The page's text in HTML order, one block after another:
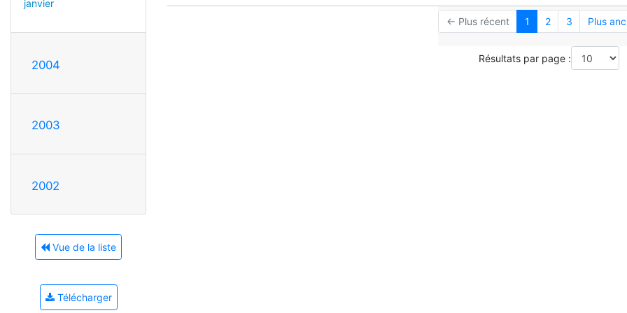
janvier
2004
2003
2002
Vue de la liste
Télécharger
← Plus récent 1 2 3 Plus
Résultats par page :